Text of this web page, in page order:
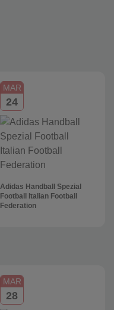
MAR
24
Adidas Handball Spezial
Football Italian Football
Federation
MAR
28